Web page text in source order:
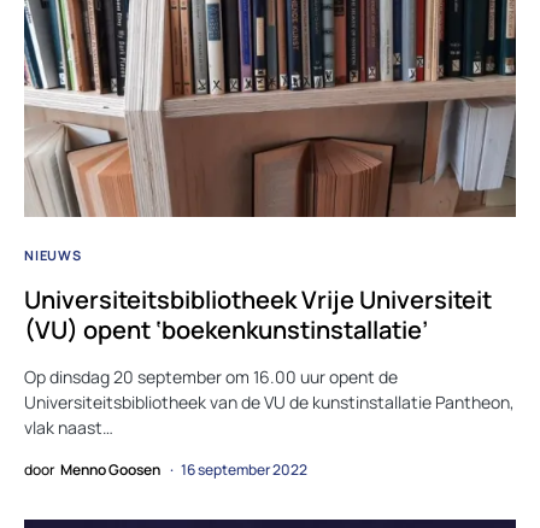
NIEUWS
Universiteitsbibliotheek Vrije Universiteit
(VU) opent ‘boekenkunstinstallatie’
Op dinsdag 20 september om 16.00 uur opent de
Universiteitsbibliotheek van de VU de kunstinstallatie Pantheon,
vlak naast…
door Menno Goosen 16 september 2022